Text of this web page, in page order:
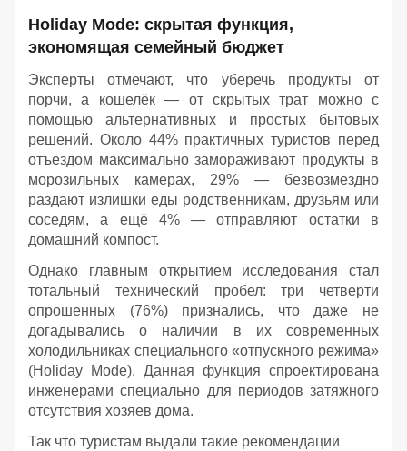
Holiday Mode: скрытая функция,
экономящая семейный бюджет
Эксперты отмечают, что уберечь продукты от
порчи, а кошелёк — от скрытых трат можно с
помощью альтернативных и простых бытовых
решений. Около 44% практичных туристов перед
отъездом максимально замораживают продукты в
морозильных камерах, 29% — безвозмездно
раздают излишки еды родственникам, друзьям или
соседям, а ещё 4% — отправляют остатки в
домашний компост.
Однако главным открытием исследования стал
тотальный технический пробел: три четверти
опрошенных (76%) признались, что даже не
догадывались о наличии в их современных
холодильниках специального «отпускного режима»
(Holiday Mode). Данная функция спроектирована
инженерами специально для периодов затяжного
отсутствия хозяев дома.
Так что туристам выдали такие рекомендации